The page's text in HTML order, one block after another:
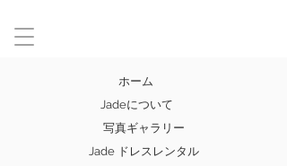
ホーム
Jadeについて
写真ギャラリー
Jade ドレスレンタル